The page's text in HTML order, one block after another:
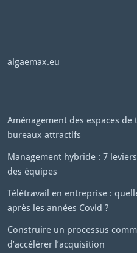
algaemax.eu
Aménagement des espaces
bureaux attractifs
Management hybride : 7
des équipes
Télétravail en entreprise :
après les années Covid ?
Construire un processus
d’accélérer l’acquisition